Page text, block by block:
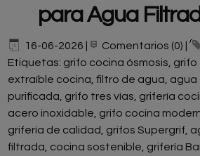
para Agua
16-06-2026 Comentarios (0)
Etiquetas: grifo cocina ósmosis grifo
extraíble cocina filtro de agua agua
purificada grifo tres vías grifería
acero inoxidable grifo cocina
grifería de calidad
grifos Supergrif
filtrada cocina sostenible grifería